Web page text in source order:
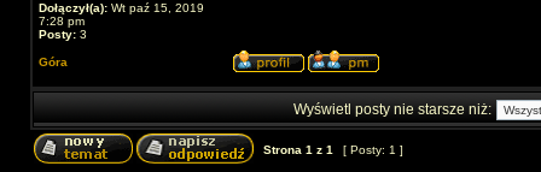
Dołączył(a): Wt paź 15, 2019
7:28 pm
Posty: 3
Góra
Wyświetl posty nie starsze niż:
Strona 1 z 1 [ Posty: 1 ]